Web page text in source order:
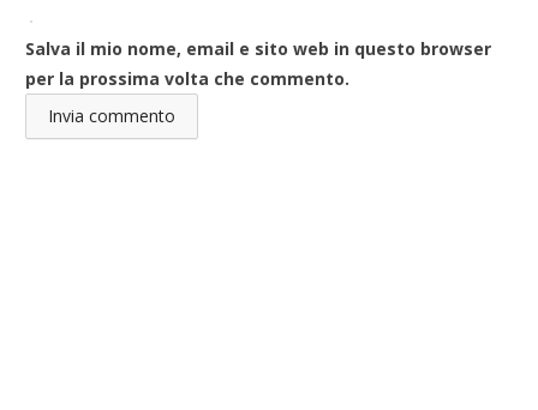
Salva il mio nome, email e sito web in questo browser
per la prossima volta che commento.